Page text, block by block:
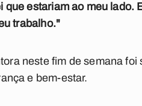
estariam ao meu lado.
trabalho."
neste fim de semana
e bem-estar.